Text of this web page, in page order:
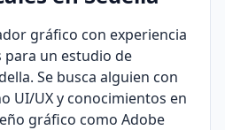
gráfico con experiencia
para un estudio de
Se busca alguien con
UI/UX y conocimientos en
gráfico como Adobe